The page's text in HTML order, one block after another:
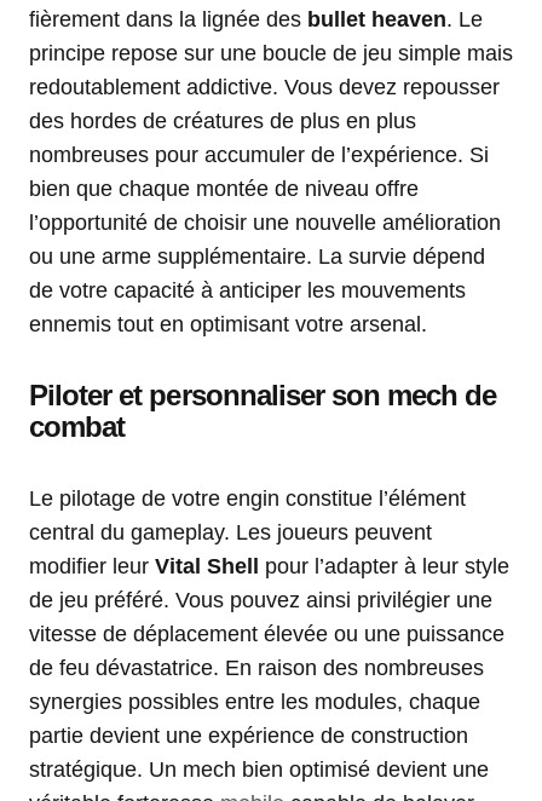
fièrement dans la lignée des bullet heaven. Le
principe repose sur une boucle de jeu simple mais
redoutablement addictive. Vous devez repousser
des hordes de créatures de plus en plus
nombreuses pour accumuler de l’expérience. Si
bien que chaque montée de niveau offre
l’opportunité de choisir une nouvelle amélioration
ou une arme supplémentaire. La survie dépend
de votre capacité à anticiper les mouvements
ennemis tout en optimisant votre arsenal.
Piloter et personnaliser son mech de
combat
Le pilotage de votre engin constitue l’élément
central du gameplay. Les joueurs peuvent
modifier leur Vital Shell
pour l’adapter à leur style
de jeu préféré. Vous pouvez ainsi privilégier une
vitesse de déplacement élevée ou une puissance
de feu dévastatrice. En raison des nombreuses
synergies possibles entre les modules, chaque
partie devient une expérience de construction
stratégique. Un mech bien optimisé devient une